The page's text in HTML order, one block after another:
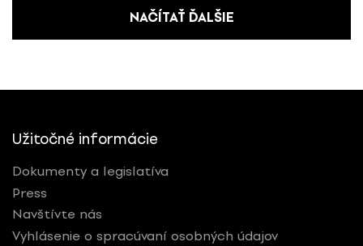
NAČÍTAŤ ĎALŠIE
Užitočné informácie
Dokumenty a legislatíva
Press
Navštívte nás
Vyhlásenie o spracúvaní osobných údajov